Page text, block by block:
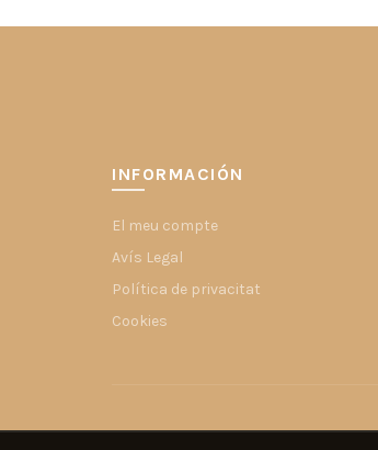
INFORMACIÓN
El meu compte
Avís Legal
Política de privacitat
Cookies